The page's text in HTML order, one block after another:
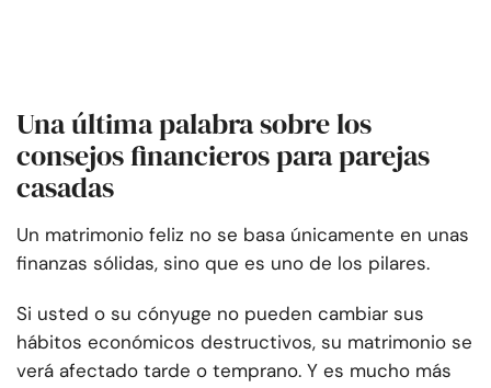
Una última palabra sobre los
consejos financieros para parejas
casadas
Un matrimonio feliz no se basa únicamente en unas
finanzas sólidas, sino que es uno de los pilares.
Si usted o su cónyuge no pueden cambiar sus
hábitos económicos destructivos, su matrimonio se
verá afectado tarde o temprano. Y es mucho más